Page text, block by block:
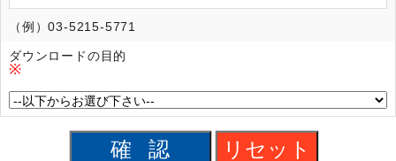
（例）03-5215-5771
ダウンロードの目的
※